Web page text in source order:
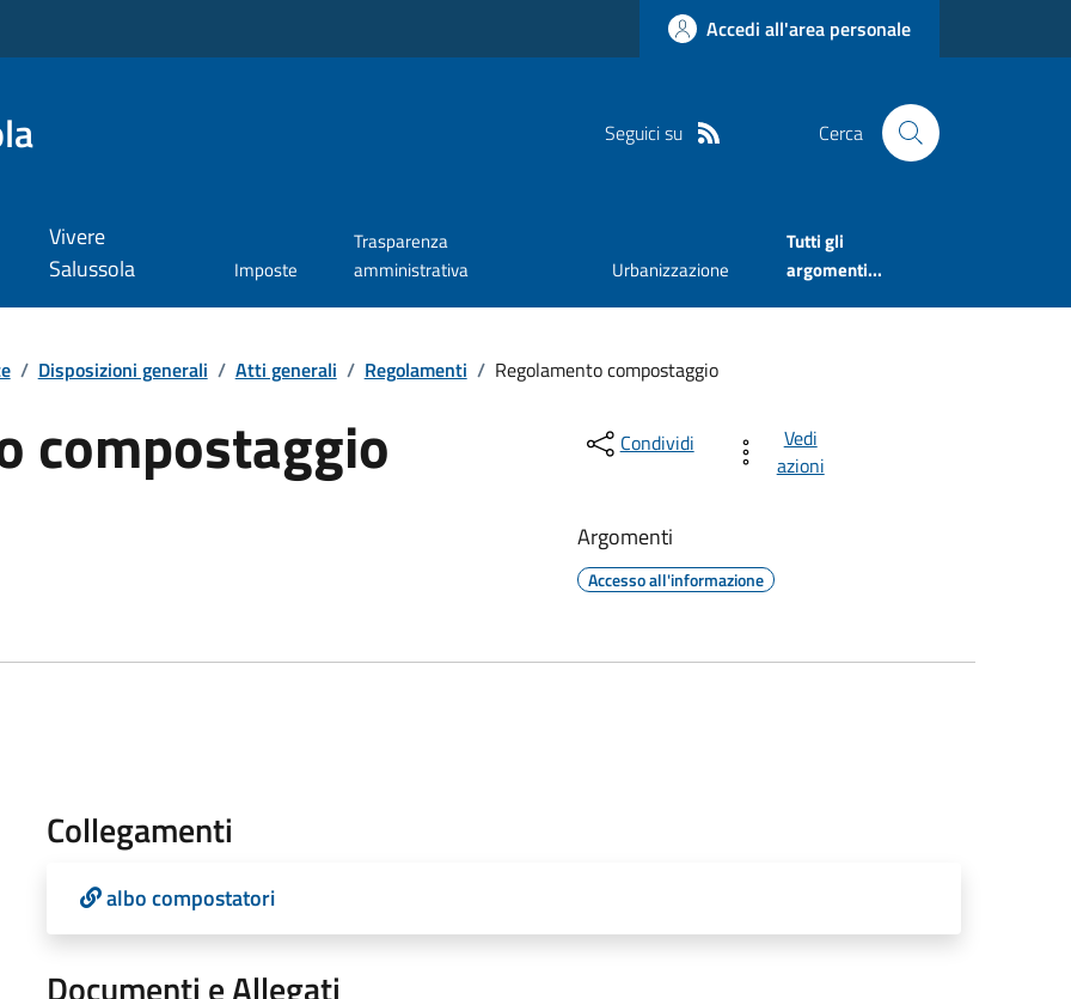
Accedi all'area personale
Seguici su Cerca
Vivere
Salussola
Imposte
Trasparenza
amministrativa
Urbanizzazione
Tutti gli
argomenti...
/ Disposizioni generali / Atti generali / Regolamenti / Regolamento compostaggio
compostaggio Condividi
Vedi
azioni
Argomenti
Accesso all'informazione
Collegamenti
albo compostatori